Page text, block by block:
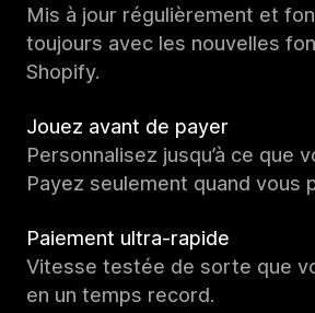
Mis à jour régulièrement et
toujours avec les nouvelles
Shopify.
Jouez avant de payer
Personnalisez jusqu’à ce que
Payez seulement quand vous
Paiement ultra-rapide
Vitesse testée de sorte que
en un temps record.